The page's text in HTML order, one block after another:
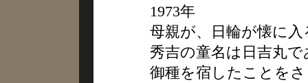
1973年
母親が、日輪が懐に
秀吉の童名は日吉丸
御種を宿したことを